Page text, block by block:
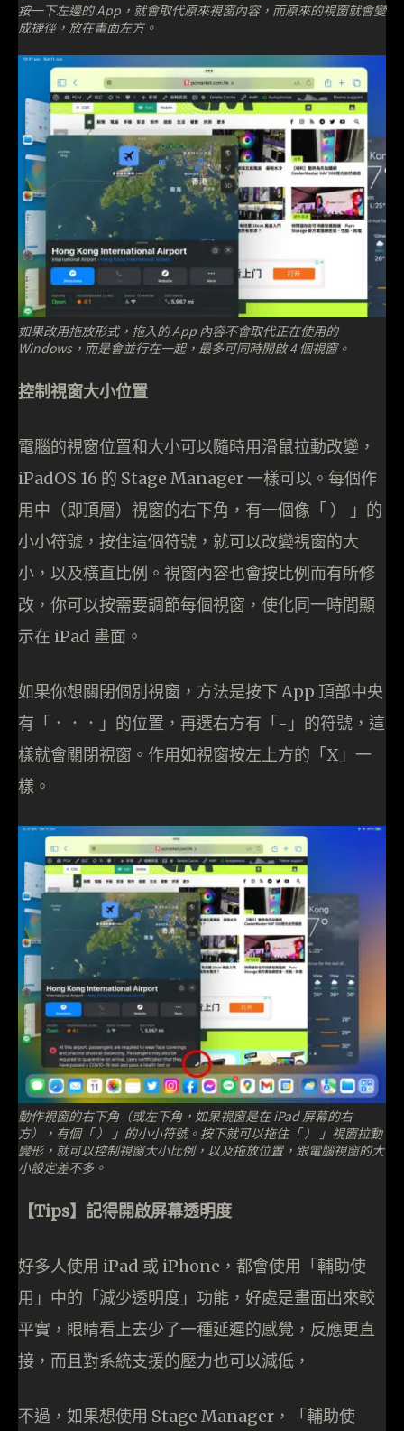
按一下左邊的 App，就會取代原來視窗內容，而原來的視窗就會變
成捷徑，放在畫面左方。
如果改用拖放形式，拖入的 App 內容不會取代正在使用的
Windows，而是會並行在一起，最多可同時開啟 4 個視窗。
控制視窗大小位置
電腦的視窗位置和大小可以隨時用滑鼠拉動改變，
iPadOS 16 的 Stage Manager 一樣可以。每個作
用中（即頂層）視窗的右下角，有一個像「 ） 」的
小小符號，按住這個符號，就可以改變視窗的大
小，以及橫直比例。視窗內容也會按比例而有所修
改，你可以按需要調節每個視窗，使化同一時間顯
示在 iPad 畫面。
如果你想關閉個別視窗，方法是按下 App 頂部中央
有「．．．」的位置，再選右方有「-」的符號，這
樣就會關閉視窗。作用如視窗按左上方的「X」一
樣。
動作視窗的右下角（或左下角，如果視窗是在 iPad 屏幕的右
方），有個「 ） 」的小小符號。按下就可以拖住「 ） 」視窗拉動
變形，就可以控制視窗大小比例，以及拖放位置，跟電腦視窗的大
小設定差不多。
【Tips】記得開啟屏幕透明度
好多人使用 iPad 或 iPhone，都會使用「輔助使
用」中的「減少透明度」功能，好處是畫面出來較
平實，眼睛看上去少了一種延遲的感覺，反應更直
接，而且對系統支援的壓力也可以減低，
不過，如果想使用 Stage Manager，「輔助使